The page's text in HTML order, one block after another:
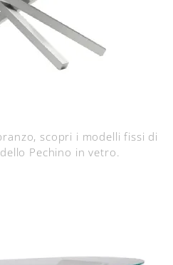
scopri i modelli fissi di
Pechino in vetro.